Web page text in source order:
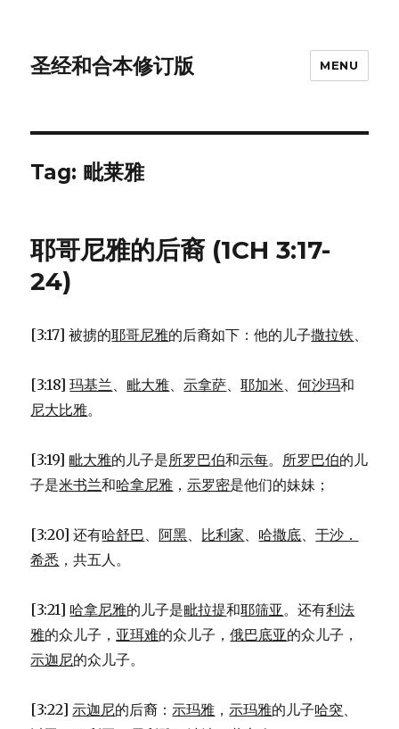
圣经和合本修订版 MENU
Tag: 毗莱雅
耶哥尼雅的后裔 (1CH 3:17-
24)
[3:17] 被掳的耶哥尼雅的后裔如下：他的儿子撒拉铁、
[3:18]玛基兰、 毗大雅、示拿萨、耶加米、何沙玛和
尼大比雅。
[3:19] 毗大雅的儿子是所罗巴伯和示每。 所罗巴伯的儿
子是米书兰和哈拿尼雅 ，示罗密是他们的妹妹；
[3:20] 还有哈舒巴、 阿黑、 比利家、 哈撒底、于沙．
希悉 ，共五人。
[3:21] 哈拿尼雅的儿子是毗拉提和耶筛亚。还有利法
雅的众儿子， 亚珥难的众儿子，俄巴底亚的众儿子，
示迦尼的众儿子。
[3:22]示迦尼的后裔：示玛雅 ，示玛雅的儿子哈突、